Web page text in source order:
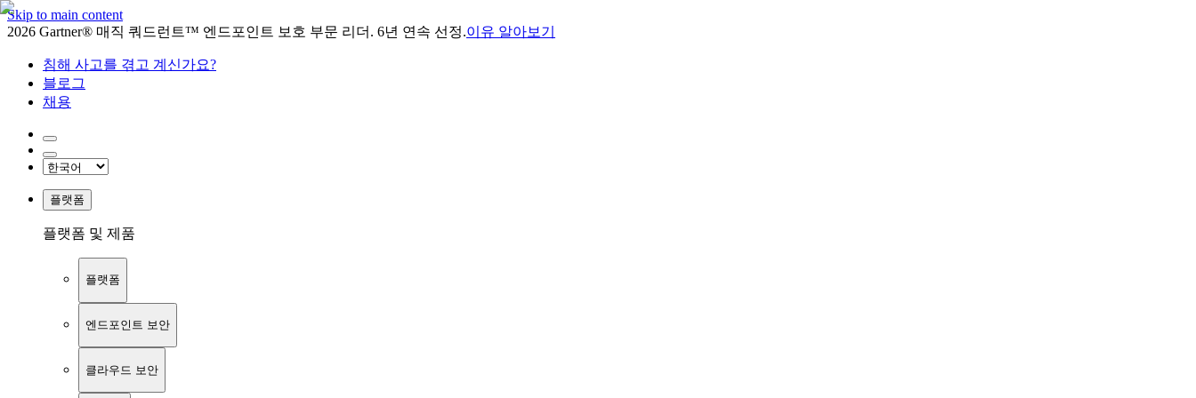
Skip to main content
2026 Gartner® 매직 쿼드런트™ 엔드포인트 보호 부문 리더. 6년 연속 선정.이유 알아보기
침해 사고를 겪고 계신가요?
블로그
채용
플랫폼
플랫폼 및 제품
플랫폼
엔드포인트 보안
클라우드 보안